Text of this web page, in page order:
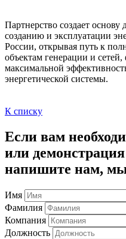
Партнерство создает
созданию и эксплуатации
России, открывая путь к
объектам генерации и
максимальной
энергетической системы.
К списку
Если вам
или
напишите нам, мы
Имя
Фамилия
Компания
Должность